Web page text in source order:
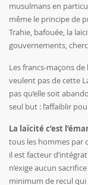
musulmans en
même le principe de
Trahie, bafouée, la
gouvernements,
Les francs-maçons
veulent pas de cette
pas qu’elle soit
seul but : l’affaiblir
La laïcité c’est
tous les hommes par
il est facteur
n’exige aucun
minimum de recul